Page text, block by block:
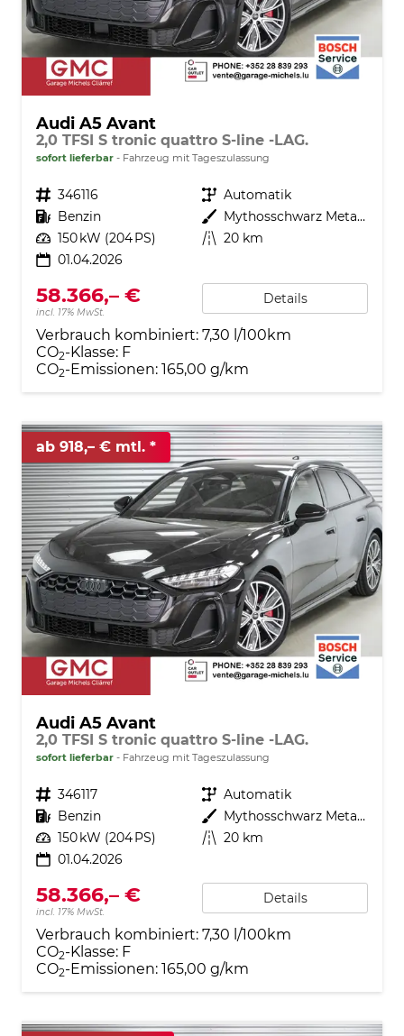
Audi A5 Avant
2,0 TFSI S tronic quattro S-line -LAG.
sofort lieferbar Fahrzeug mit Tageszulassung
Fahrzeugnr. 346116 Getriebe Automatik
Kraftstoff Benzin Außenfarbe
Mythosschwarz Metallic (0E)
Leistung 150 kW (204 PS) Kilometerstand 20 km
01.04.2026
58.366,– €
incl. 17% MwSt.
Details
Verbrauch kombiniert: 7,30 l/100km
CO2-Klasse: F
CO2-Emissionen: 165,00 g/km
ab 918,– € mtl.
Audi A5 Avant
2,0 TFSI S tronic quattro S-line -LAG.
sofort lieferbar Fahrzeug mit Tageszulassung
Fahrzeugnr. 346117 Getriebe Automatik
Kraftstoff Benzin Außenfarbe
Mythosschwarz Metallic (0E)
Leistung 150 kW (204 PS) Kilometerstand 20 km
01.04.2026
58.366,– €
incl. 17% MwSt.
Details
Verbrauch kombiniert: 7,30 l/100km
CO2-Klasse: F
CO2-Emissionen: 165,00 g/km